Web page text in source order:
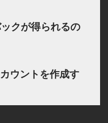
クが得られるの
ウントを作成す